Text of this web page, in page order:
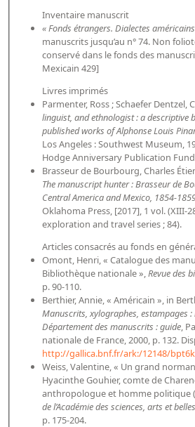
Inventaire manuscrit
« Fonds étrangers. Dialectes
manuscrits jusqu’au n° 74. Non
conservé dans le fonds des
Mexicain 429]
Livres imprimés
Parmenter, Ross ; Schaefer Dentzel,
linguist, and ethnologist : a descriptive
published works of Alphonse Louis
Los Angeles : Southwest Museum,
Hodge Anniversary Publication
Brasseur de Bourbourg, Charles
The manuscript hunter : Brasseur de
Central America and Mexico, 1854-
Oklahoma Press, [2017], 1 vol. (XIII-
exploration and travel series ; 84).
Articles consacrés au fonds en
Omont, Henri, « Catalogue des
Bibliothèque nationale », Revue des
p. 90-110.
Berthier, Annie, « Américain », in
Manuscrits, xylographes, estampages
Département des manuscrits : guide ,
nationale de France, 2000, p. 132.
http://gallica.bnf.fr/ark:/12148/
Weiss, Valentine, « Un grand
Hyacinthe Gouhier, comte de
anthropologue et homme politique
de l’Académie des sciences, arts et
p. 175-204.